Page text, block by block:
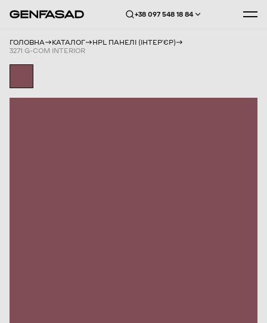
+38 097 548 18 84
ГОЛОВНА КАТАЛОГ
HPL ПАНЕЛІ (ІНТЕРʼЄР)
3271 G-COM INTERIOR